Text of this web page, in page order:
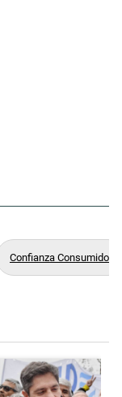
Confianza Consumidor
listo para 'atajar'
de tendencia con